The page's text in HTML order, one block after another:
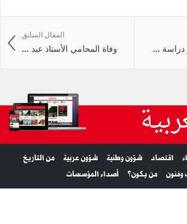
المقال السابق
وفاة المحامي الأستاذ عبد ... دراسة ...
اقتصاد شؤون وطنية شؤون عربية
من التاريخ
وفنون
من يكون؟ أصداء المؤسسات